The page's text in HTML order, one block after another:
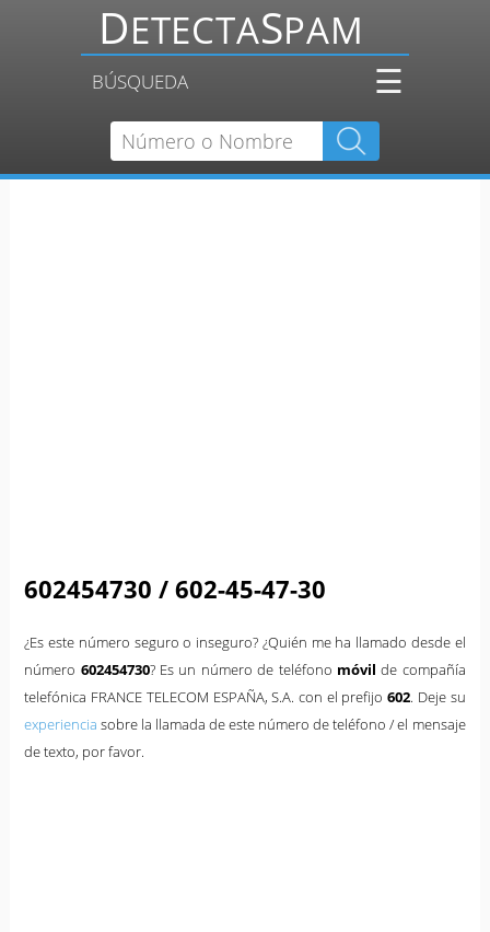
BÚSQUEDA ☰
602454730 / 602-45-47-30
¿Es este número seguro o inseguro? ¿Quién me ha llamado desde el
número 602454730? Es un número de teléfono móvil de compañía
telefónica FRANCE TELECOM ESPAÑA, S.A. con el prefijo602. Deje su
experiencia sobre la llamada de este número de teléfono / el mensaje
de texto, por favor.